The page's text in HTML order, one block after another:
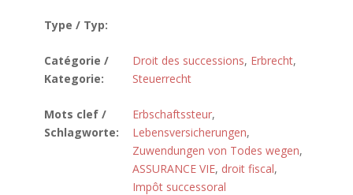
Type / Typ:
Catégorie /
Kategorie:
Droit des successions, Erbrecht,
Steuerrecht
Mots clef /
Schlagworte:
Erbschaftssteur,
Lebensversicherungen,
Zuwendungen von Todes wegen,
ASSURANCE VIE, droit fiscal,
Impôt successoral